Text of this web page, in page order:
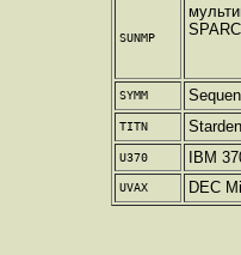
SUNMP
SPARC
SYMM
TITN
U370 IBM
UVAX DEC